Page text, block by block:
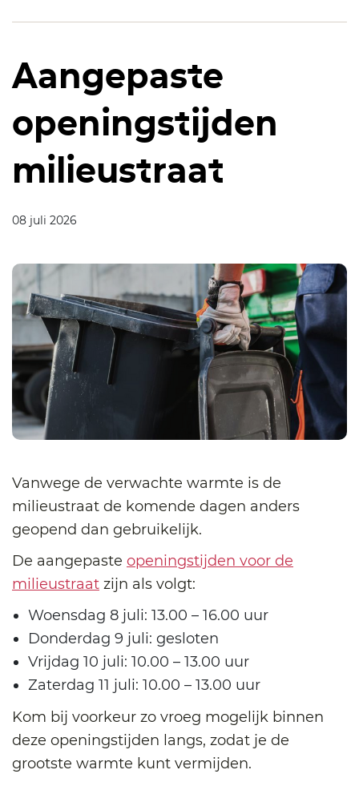
Aangepaste
openingstijden
milieustraat
08 juli 2026
Vanwege de verwachte warmte is de
milieustraat de komende dagen anders
geopend dan gebruikelijk.
De aangepaste openingstijden voor de
milieustraat zijn als volgt:
Woensdag 8 juli: 13.00 – 16.00 uur
Donderdag 9 juli: gesloten
Vrijdag 10 juli: 10.00 – 13.00 uur
Zaterdag 11 juli: 10.00 – 13.00 uur
Kom bij voorkeur zo vroeg mogelijk binnen
deze openingstijden langs, zodat je de
grootste warmte kunt vermijden.